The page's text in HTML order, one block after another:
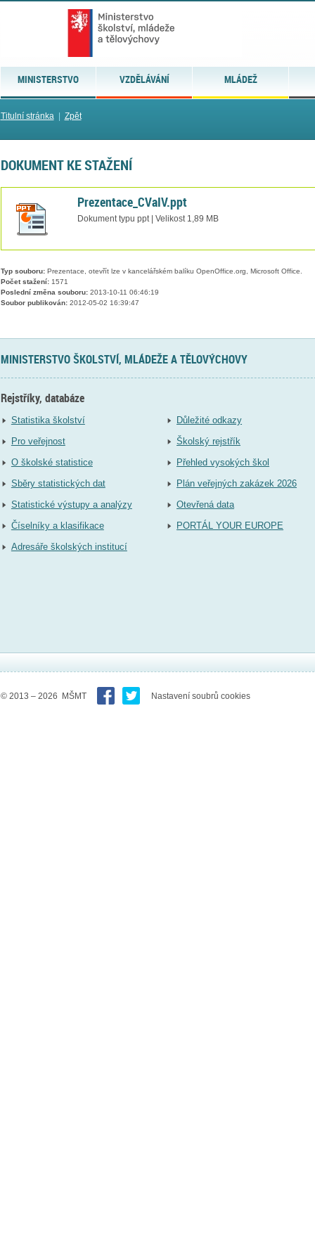
MINISTERSTVO VZDĚLÁVÁNÍ MLÁDEŽ
Titulní stránka| Zpět
DOKUMENT KE STAŽENÍ
Prezentace_CVaIV.ppt
Dokument typu ppt | Velikost 1,89 MB
Typ souboru:Prezentace, otevřít lze v kancelářském balíku OpenOffice.org, Microsoft Office.
Počet stažení:1571
Poslední změna souboru:2013-10-11 06:46:19
Soubor publikován:2012-05-02 16:39:47
MINISTERSTVO ŠKOLSTVÍ, MLÁDEŽE A TĚLOVÝCHOVY
Rejstříky, databáze
Statistika školství
Pro veřejnost
O školské statistice
Sběry statistických dat
Statistické výstupy a analýzy
Číselníky a klasifikace
Adresáře školských institucí
Důležité odkazy
Školský rejstřík
Přehled vysokých škol
Plán veřejných zakázek 2026
Otevřená data
PORTÁL YOUR EUROPE
© 2013 – 2026 MŠMT Nastavení soubrů cookies